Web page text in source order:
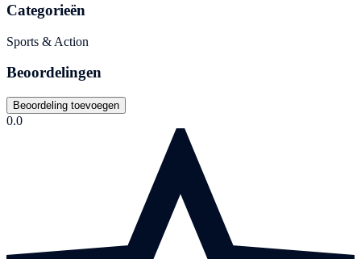
Categorieën
Sports & Action
Beoordelingen
Beoordeling toevoegen
0.0